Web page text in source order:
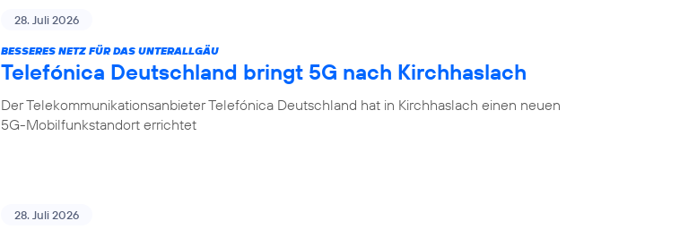
28. Juli 2026
BESSERES NETZ FÜR DAS UNTERALLGÄU
Telefónica Deutschland bringt 5G nach Kirchhaslach
Der Telekommunikationsanbieter Telefónica Deutschland hat in Kirchhaslach einen neuen
5G-Mobilfunkstandort errichtet
28. Juli 2026